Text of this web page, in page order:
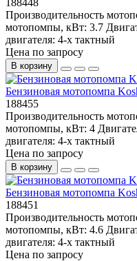
Производительность
мотопомпы, кВт: 3.7
двигателя: 4-х тактный
Цена по запросу
В корзину
Бензиновая мотопомпа
188455
Производительность
мотопомпы, кВт: 4
двигателя: 4-х тактный
Цена по запросу
В корзину
Бензиновая мотопомпа
188451
Производительность
мотопомпы, кВт: 4.6
двигателя: 4-х тактный
Цена по запросу